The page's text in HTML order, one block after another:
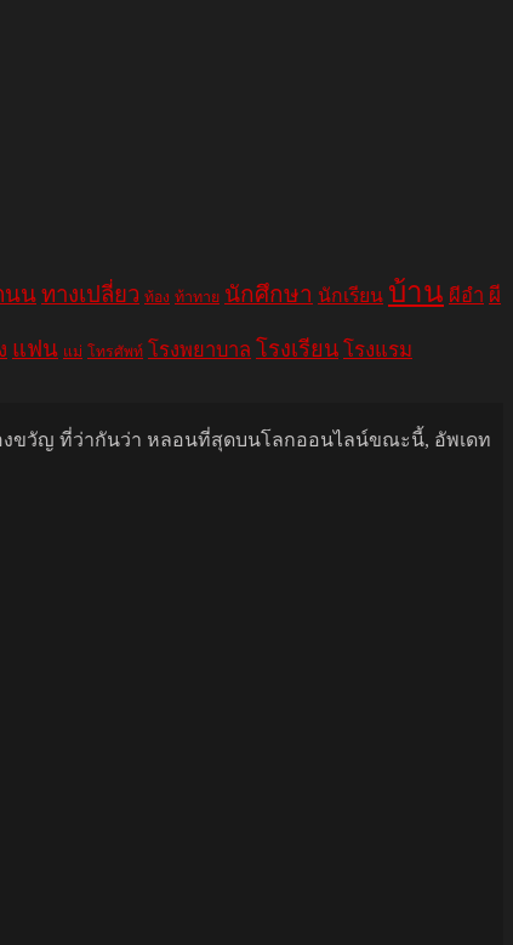
นนทางเปลี่ยว ท้อง ท้าทาย นักศึกษา นักเรียน บ้าน ผีอำ ผี
แฟน แม่ โทรศัพท์ โรงพยาบาล โรงเรียน โรงแรม
องขวัญ ที่ว่ากันว่า หลอนที่สุดบนโลกออนไลน์ขณะนี้, อัพเดท